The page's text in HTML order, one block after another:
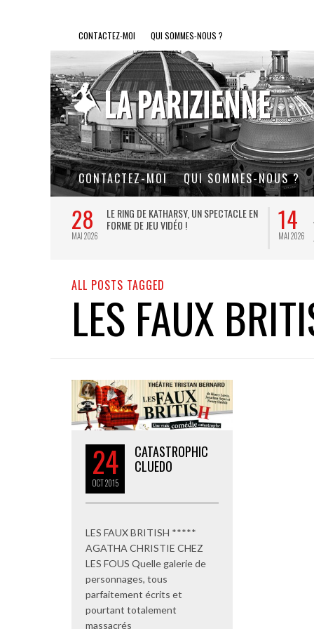
CONTACTEZ-MOI QUI SOMMES-NOUS ?
CONTACTEZ-MOI QUI SOMMES-NOUS ?
28
MAI 2026
LE RING DE KATHARSY, UN SPECTACLE EN
FORME DE JEU VIDÉO !
14
MAI 2026
ALL POSTS TAGGED
LES FAUX
24
OCT2015
CATASTROPHIC
CLUEDO
LES FAUX BRITISH *****
AGATHA CHRISTIE CHEZ
LES FOUS Quelle galerie de
personnages, tous
parfaitement écrits et
pourtant totalement
massacrés